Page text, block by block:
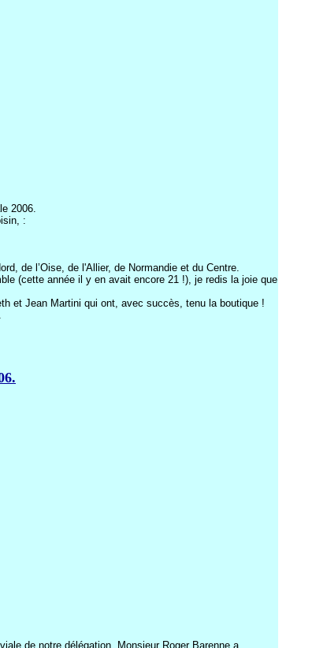
2006.
:
de l’Oise, de l'Allier, de Normandie et du Centre.
(cette année il y en avait encore 21 !), je redis la joie que
et Jean Martini qui ont, avec succès, tenu la boutique !
de notre délégation. Monsieur Roger Barenne a